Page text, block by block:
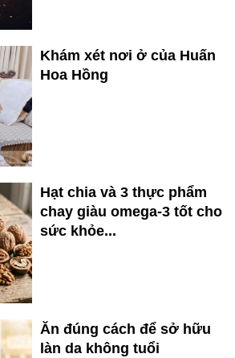
Khám xét nơi ở của Huấn
Hoa Hồng
Hạt chia và 3 thực phẩm
chay giàu omega-3 tốt cho
sức khỏe...
Ăn đúng cách để sở hữu
làn da không tuổi